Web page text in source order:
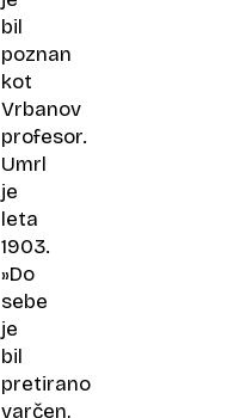
bil
poznan
kot
Vrbanov
profesor.
Umrl
je
leta
1903.
»Do
sebe
je
bil
pretirano
varčen,